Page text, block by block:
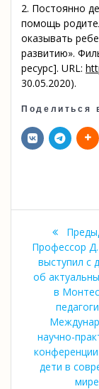
2. Постоянно
помощь
оказывать
развитию».
ресурс]. URL:
30.05.2020).
Поделиться
поПрофессор
выступил с
об
в
научно-
дети в